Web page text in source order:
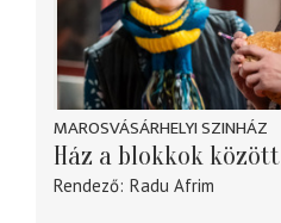
MAROSVÁSÁRHELYI SZINHÁZ
Ház a blokkok között
Rendező Radu Afrim